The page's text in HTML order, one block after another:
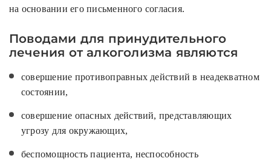
на основании его письменного согласия.
Поводами для принудительного
лечения от алкоголизма являются
совершение противоправных действий в неадекватном
состоянии,
совершение опасных действий, представляющих
угрозу для окружающих,
беспомощность пациента, неспособность